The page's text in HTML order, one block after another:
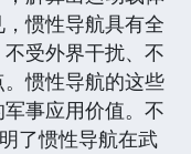
惯性导航具有全
受外界干扰、不
惯性导航的这些
事应用价值。不
了惯性导航在武